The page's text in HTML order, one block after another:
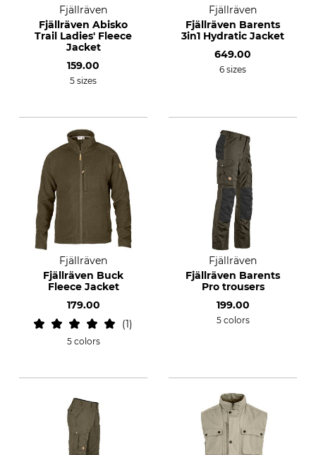
Fjällräven
Fjällräven Abisko
Trail Ladies' Fleece
Jacket
159.00
5 sizes
Fjällräven
Fjällräven Barents
3in1 Hydratic Jacket
649.00
6 sizes
Fjällräven
Fjällräven Buck
Fleece Jacket
179.00
1
5 colors
Fjällräven
Fjällräven Barents
Pro trousers
199.00
5 colors